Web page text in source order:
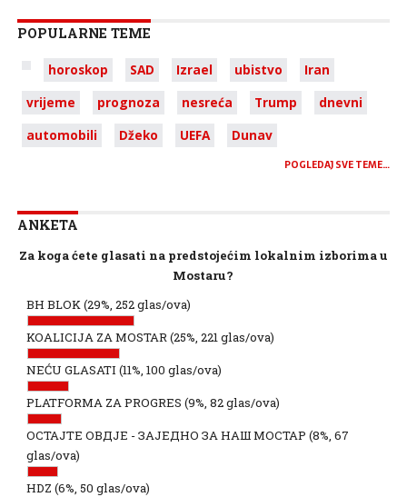
POPULARNE TEME
horoskop SAD Izrael ubistvo
Iran
vrijeme
prognoza nesreća Trump
dnevni
automobili
Džeko UEFA Dunav
POGLEDAJ SVE TEME…
ANKETA
Za koga ćete glasati na predstojećim lokalnim izborima u
Mostaru?
BH BLOK(29%, 252 glas/ova)
KOALICIJA ZA MOSTAR(25%, 221 glas/ova)
NEĆU GLASATI (11%, 100 glas/ova)
PLATFORMA ZA PROGRES (9%, 82 glas/ova)
ОСТАЈТЕ ОВДЈЕ - ЗАЈЕДНО ЗА НАШ МОСТАР (8%, 67
glas/ova)
HDZ (6%, 50 glas/ova)